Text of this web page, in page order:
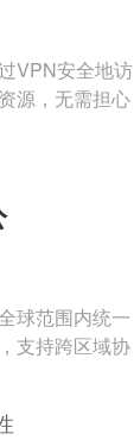
VPN安全地访
源，无需担心
球范围内统一
支持跨区域协